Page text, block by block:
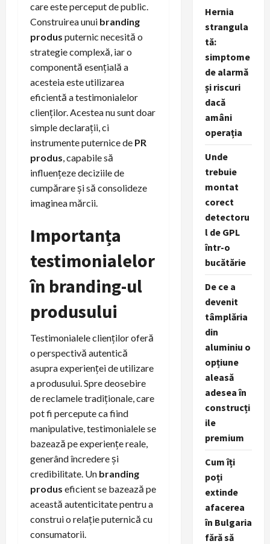
care este perceput de public.
Construirea unui branding
produs puternic necesită o
strategie complexă, iar o
componentă esențială a
acesteia este utilizarea
eficientă a testimonialelor
clienților. Acestea nu sunt doar
simple declarații, ci
instrumente puternice de PR
produs, capabile să
influențeze deciziile de
cumpărare și să consolideze
imaginea mărcii.
Importanța
testimonialelor
în branding-ul
produsului
Testimonialele clienților oferă
o perspectivă autentică
asupra experienței de utilizare
a produsului. Spre deosebire
de reclamele tradiționale, care
pot fi percepute ca fiind
manipulative, testimonialele se
bazează pe experiențe reale,
generând încredere și
credibilitate. Un branding
produs eficient se bazează pe
această autenticitate pentru a
construi o relație puternică cu
consumatorii.
Hernia
strangula
tă:
simptome
de alarmă
și riscuri
dacă
amâni
operația
Unde
trebuie
montat
corect
detectoru
l de GPL
într-o
bucătărie
De ce a
devenit
tâmplăria
din
aluminiu o
opțiune
aleasă
adesea în
construcți
ile
premium
Cum îți
poți
extinde
afacerea
în Bulgaria
fără să